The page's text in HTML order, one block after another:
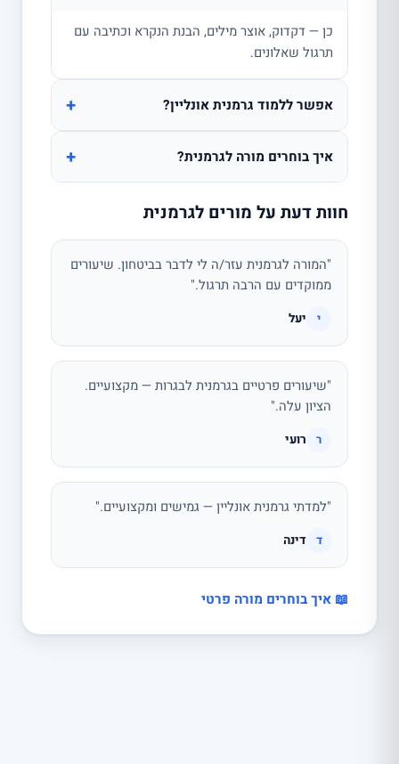
כן — דקדוק, אוצר מילים, הבנת הנקרא וכתיבה עם
תרגול שאלונים.
אפשר ללמוד גרמנית אונליין? +
איך בוחרים מורה לגרמנית? +
חוות דעת על מורים לגרמנית
"המורה לגרמנית עזר/ה לי לדבר בביטחון. שיעורים
ממוקדים עם הרבה תרגול."
י יעל
"שיעורים פרטיים בגרמנית לבגרות — מקצועיים.
הציון עלה."
ר רועי
"למדתי גרמנית אונליין — גמישים ומקצועיים."
ד דינה
📖 איך בוחרים מורה פרטי